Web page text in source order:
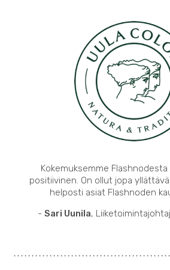
Kokemuksemme
positiivinen. On ollut jopa
helposti asiat Flashnoden
-Sari Uunila,